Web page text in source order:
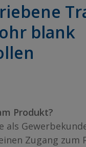
blank
Produkt?
als
Zugang zum